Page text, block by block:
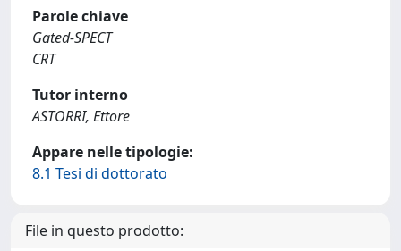
Parole chiave
Gated-SPECT
CRT
Tutor interno
ASTORRI, Ettore
Appare nelle tipologie:
8.1 Tesi di dottorato
File in questo prodotto: